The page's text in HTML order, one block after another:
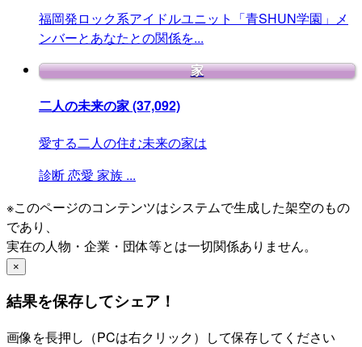
福岡発ロック系アイドルユニット「青SHUN学園」メ
ンバーとあなたとの関係を...
家
二人の未来の家(37,092)
愛する二人の住む未来の家は
診断恋愛 家族 ...
※このページのコンテンツはシステムで生成した架空のもの
であり、
実在の人物・企業・団体等とは一切関係ありません。
×
結果を保存してシェア！
画像を長押し（PCは右クリック）して保存してください